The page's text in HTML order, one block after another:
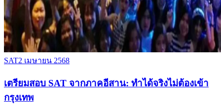
SAT2 เมษายน 2568
เตรียมสอบ SAT จากภาคอีสาน: ทำได้จริงไม่ต้องเข้า
กรุงเทพ